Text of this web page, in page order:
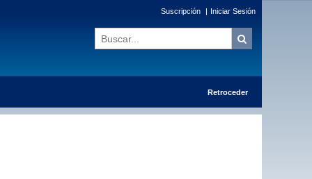
Suscripción | Iniciar Sesión
Retroceder